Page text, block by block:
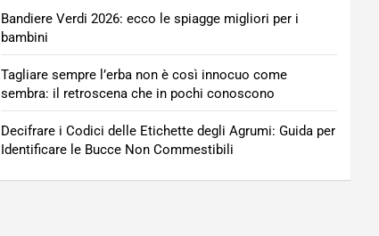
Bandiere Verdi 2026: ecco le spiagge migliori per i
bambini
Tagliare sempre l’erba non è così innocuo come
sembra: il retroscena che in pochi conoscono
Decifrare i Codici delle Etichette degli Agrumi: Guida per
Identificare le Bucce Non Commestibili